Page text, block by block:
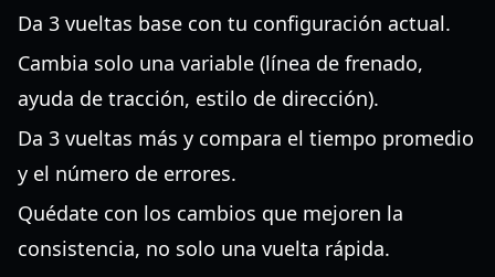
Da 3 vueltas base con tu configuración actual.
Cambia solo una variable (línea de frenado,
ayuda de tracción, estilo de dirección).
Da 3 vueltas más y compara el tiempo promedio
y el número de errores.
Quédate con los cambios que mejoren la
consistencia, no solo una vuelta rápida.